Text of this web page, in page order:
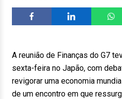
A reunião de Finanças do G7
sexta-feira no Japão, com
revigorar uma economia
de um encontro em que